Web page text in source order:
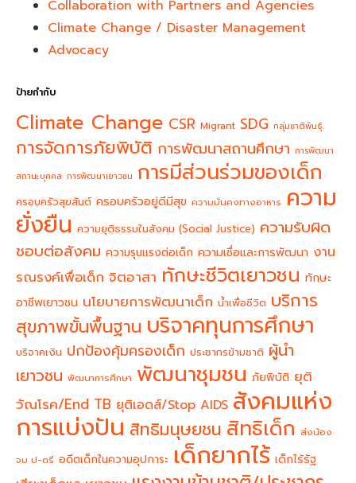
Collaboration with Partners and Agencies
Climate Change / Disaster Management
Advocacy
ป้ายกำกับ
Climate Change CSR Migrant SDG กลุ่มชาติพันธุ์
การจัดการภัยพิบัติ การพัฒนาสถานศึกษา การพัฒนา
สถานะบุคคล การพัฒนาเยาวชน การมีส่วนร่วมของเด็ก
ครอบครัวสุขสันต์ ครอบครัวอยู่ดีมีสุข ความมั่นคงทางอาหาร ความ
ยั่งยืน ความยุติธรรมในสังคม (Social Justice) ความรับผิด
ชอบต่อสังคม ความรุนแรงต่อเด็ก ความเชื่อและการพัฒนา งาน
รณรงค์เพื่อเด็ก จิตอาสา ทักษะชีวิตเยาวชน ทักษะ
อาชีพเยาวชน นโยบายการพัฒนาเด็ก น้ำเพื่อชีวิต บริการ
สุขภาพขั้นพื้นฐาน บริจาคทุนการศึกษา
บริจาคเงิน ปกป้องคุ้มครองเด็ก ประชากรข้ามชาติ ผู้นำ
เยาวชน พัฒนาการศึกษา พัฒนาชุมชน ภัยพิบัติ ยุติ
วัณโรค/End TB ยุติเอดส์/Stop AIDS สังคมแห่ง
การแบ่งปัน สิทธิมนุษยชน สิทธิเด็ก ส่งน้อง
จบ ป-ตรี อดีตเด็กในความอุปการะ เด็กยากไร้ เด็กไร้รัฐ